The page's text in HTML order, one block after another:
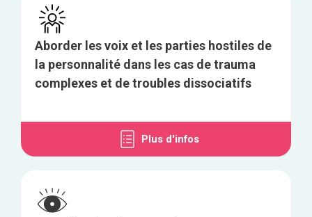
Aborder les voix et les parties hostiles de
la personnalité dans les cas de trauma
complexes et de troubles dissociatifs
Plus d'infos